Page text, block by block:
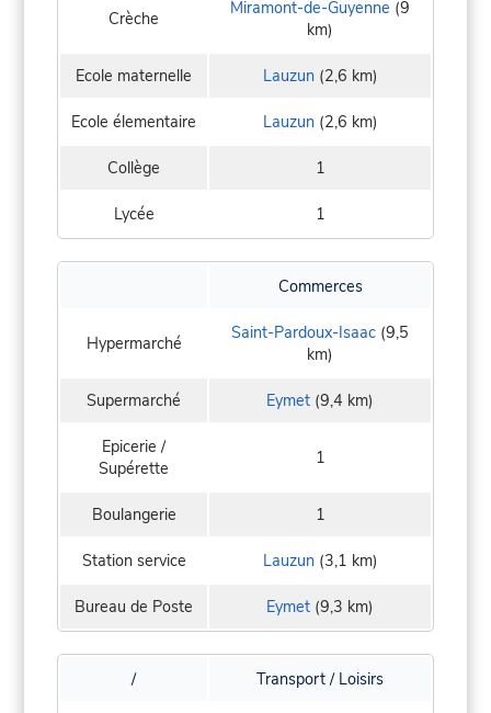
Crèche Miramont-de-Guyenne (9
km)
Ecole maternelle Lauzun(2,6 km)
Ecole élementaire Lauzun(2,6 km)
Collège 1
Lycée 1
Commerces
Hypermarché Saint-Pardoux-Isaac (9,5
km)
Supermarché Eymet (9,4 km)
Epicerie /
Supérette
1
Boulangerie 1
Station service Lauzun(3,1 km)
Bureau de Poste Eymet (9,3 km)
/ Transport / Loisirs